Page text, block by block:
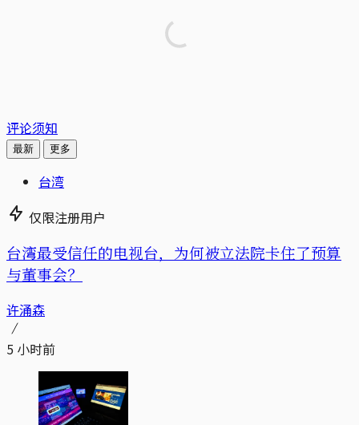
评论须知
最新 更多
台湾
仅限注册用户
台湾最受信任的电视台，为何被立法院卡住了预算
与董事会？
许涌森
5 小时前